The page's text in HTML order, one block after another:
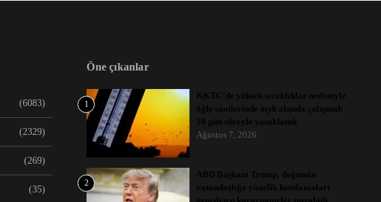
(6083)
(2329)
(269)
(35)
Öne çıkanlar
1
KKTC’de yüksek sıcaklıklar nedeniyle
öğle saatlerinde açık alanda çalışmak
10 gün süreyle yasaklandı
Ağustos 7, 2026
2
ABD Başkanı Trump, doğumla
vatandaşlığa yönelik kısıtlamaları